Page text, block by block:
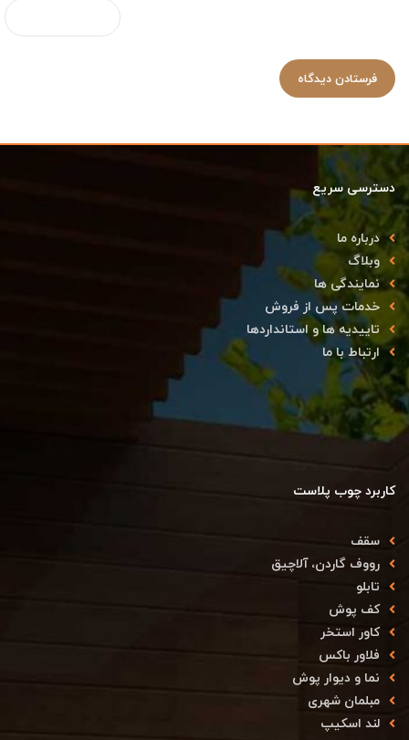
دسترسی سریع
درباره ما
وبلاگ
نمایندگی ها
خدمات پس از فروش
تاییدیه ها و استانداردها
ارتباط با ما
کاربرد چوب پلاست
سقف
رووف گاردن، آلاچیق
تابلو
کف پوش
کاور استخر
فلاور باکس
نما و دیوار پوش
مبلمان شهری
لند اسکیپ